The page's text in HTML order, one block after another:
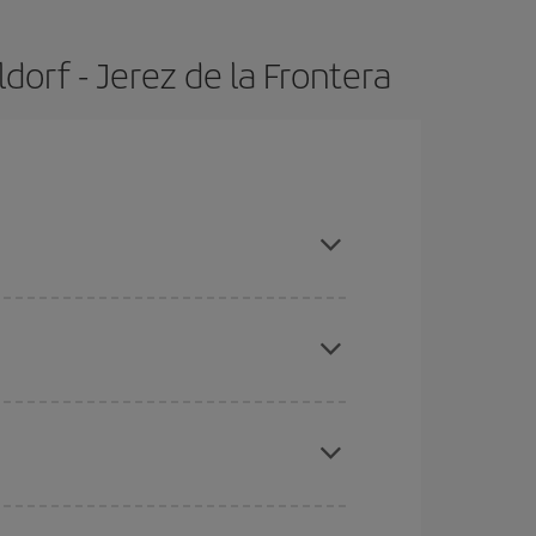
- Jerez de la Frontera
días cercanos